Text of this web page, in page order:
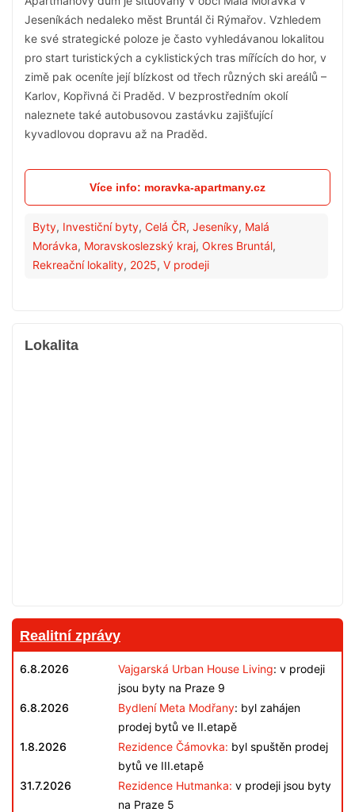
Jeseníkách nedaleko měst Bruntál či Rýmařov. Vzhledem
ke své strategické poloze je často vyhledávanou lokalitou
pro start turistických a cyklistických tras mířících do hor, v
zimě pak oceníte její blízkost od třech různých ski areálů –
Karlov, Kopřivná či Praděd. V bezprostředním okolí
naleznete také autobusovou zastávku zajišťující
kyvadlovou dopravu až na Praděd.
Více info: moravka-apartmany.cz
Byty, Investiční byty, Celá ČR, Jeseníky, Malá
Morávka, Moravskoslezský kraj, Okres Bruntál,
Rekreační lokality, 2025, V prodeji
Lokalita
Realitní zprávy
6.8.2026 Vajgarská Urban House Living: v prodeji
jsou byty na Praze 9
6.8.2026
Bydlení Meta Modřany: byl zahájen
prodej bytů ve II.etapě
1.8.2026
Rezidence Čámovka: byl spuštěn prodej
bytů ve III.etapě
31.7.2026
Rezidence Hutmanka: v prodeji jsou byty
na Praze 5